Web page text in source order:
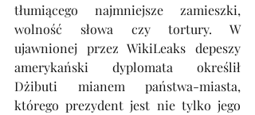
tłumiącego najmniejsze zamieszki,
wolność słowa czy tortury. W
ujawnionej przez WikiLeaks depeszy
amerykański dyplomata określił
Dżibuti mianem państwa-miasta,
którego prezydent jest nie tylko jego